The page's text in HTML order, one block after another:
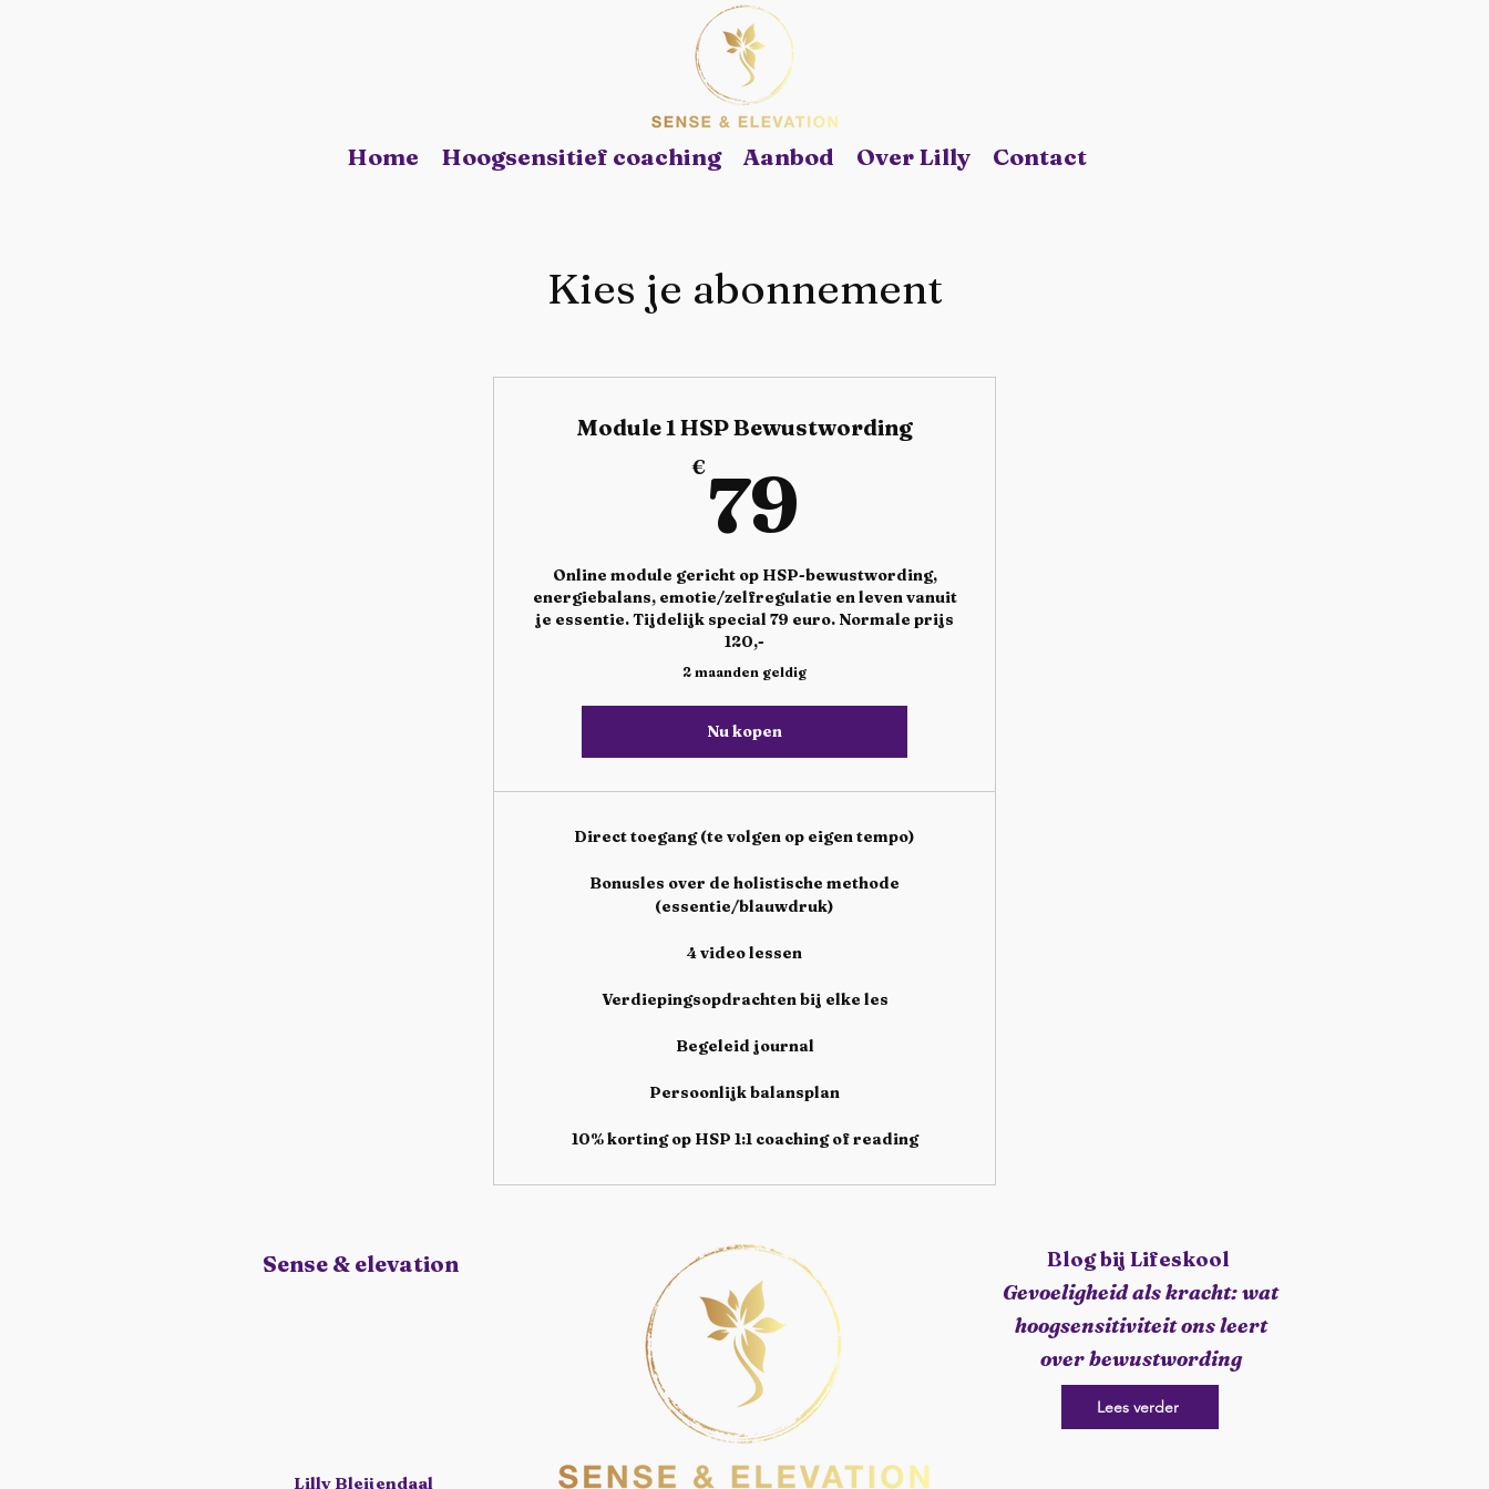
Home Hoogsensitief coaching Aanbod Over Lilly Contact
Kies je abonnement
Module 1 HSP Bewustwording
€79
Online module gericht op HSP-bewustwording,
energiebalans, emotie/zelfregulatie en leven vanuit
je essentie. Tijdelijk special 79 euro. Normale prijs
120,-
2 maanden geldig
Nu kopen
Direct toegang (te volgen op eigen tempo)
Bonusles over de holistische methode
(essentie/blauwdruk)
4 video lessen
Verdiepingsopdrachten bij elke les
Begeleid journal
Persoonlijk balansplan
10% korting op HSP 1:1 coaching of reading
Sense & elevation
Lilly Bleijendaal
Blog bij Lifeskool
Gevoeligheid als kracht: wat
hoogsensitiviteit ons leert
over bewustwording
Lees verder